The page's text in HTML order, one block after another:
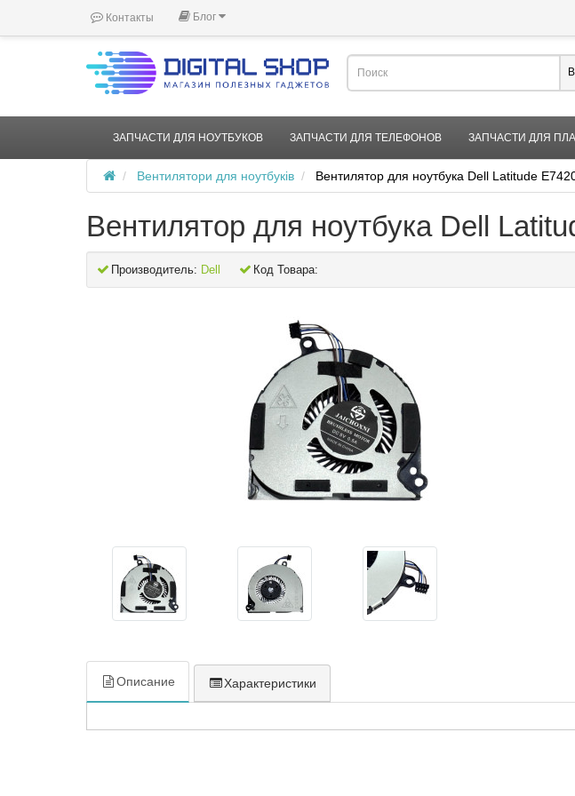
Контакты Блог
ЗАПЧАСТИ ДЛЯ НОУТБУКОВ ЗАПЧАСТИ ДЛЯ ТЕЛЕФОНОВ ЗАПЧАСТИ ДЛЯ
Вентилятори для ноутбуків Вентилятор для ноутбука Dell Latitude
Вентилятор для ноутбука Dell
Производитель: Dell Код Товара:
Описание Характеристики